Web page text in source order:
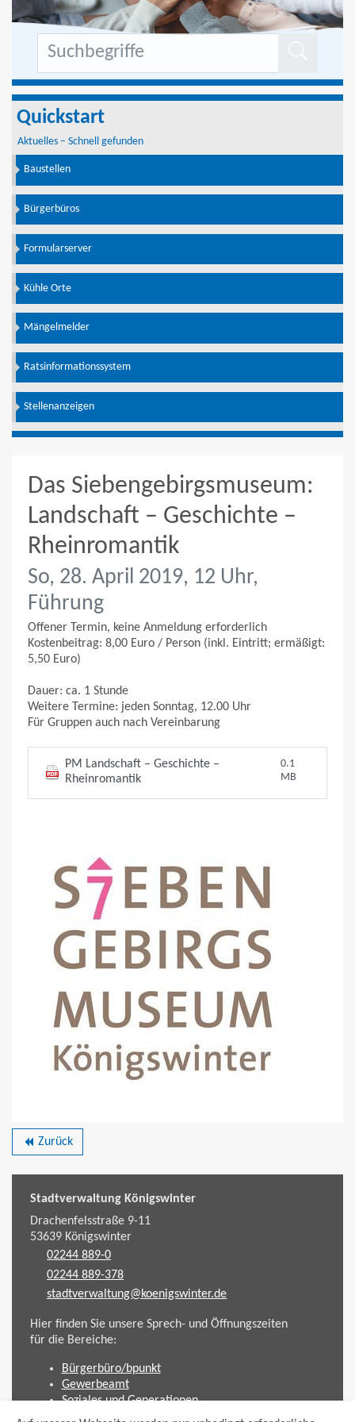
Quickstart
Aktuelles – Schnell gefunden
Baustellen
Bürgerbüros
Formularserver
Kühle Orte
Mängelmelder
Ratsinformationssystem
Stellenanzeigen
Das Siebengebirgsmuseum:
Landschaft – Geschichte –
Rheinromantik
So, 28. April 2019, 12 Uhr,
Führung
Offener Termin, keine Anmeldung erforderlich
Kostenbeitrag: 8,00 Euro / Person (inkl. Eintritt; ermäßigt:
5,50 Euro)
Dauer: ca. 1 Stunde
Weitere Termine: jeden Sonntag, 12.00 Uhr
Für Gruppen auch nach Vereinbarung
PM Landschaft – Geschichte –
Rheinromantik
0.1
MB
backward Zurück
Stadtverwaltung Königswinter
Drachenfelsstraße 9-11
53639Königswinter
02244 889-0
02244 889-378
stadtverwaltung@koenigswinter.de
Hier finden Sie unsere Sprech- und Öffnungszeiten
für die Bereiche:
Bürgerbüro/bpunkt
Gewerbeamt
Soziales und Generationen
Standesamt